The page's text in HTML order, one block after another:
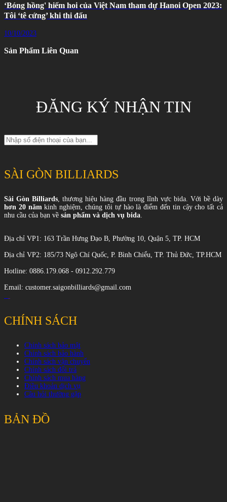
‘Bóng hồng' hiếm hoi của Việt Nam tham dự Hanoi Open 2023:
Tôi ‘tê cứng’ khi thi đấu
10/10/2023
Sản Phẩm Liên Quan
ĐĂNG KÝ NHẬN TIN
SÀI GÒN BILLIARDS
Sài Gòn Billiards, thương hiệu hàng đầu trong lĩnh vực bida. Với bề dày
hơn 20 nămkinh nghiệm, chúng tôi tự hào là điểm đến tin cậy cho tất cả
nhu cầu của bạn về sản phẩm và dịch vụ bida.
Địa chỉ VP1: 163 Trần Hưng Đạo B, Phường 10, Quận 5, TP. HCM
Địa chỉ VP2: 185/73 Ngô Chí Quốc, P. Bình Chiểu, TP. Thủ Đức, TP.HCM
Hotline: 0886.179.068 - 0912.292.779
Email: customer.saigonbilliards@gmail.com
CHÍNH SÁCH
Chính sách bảo mật
Chính sách bảo hành
Chính sách vận chuyển
Chính sách đổi trả
Chính sách mua hàng
Điều khoản dịch vụ
Câu hỏi thường gặp
BẢN ĐỒ